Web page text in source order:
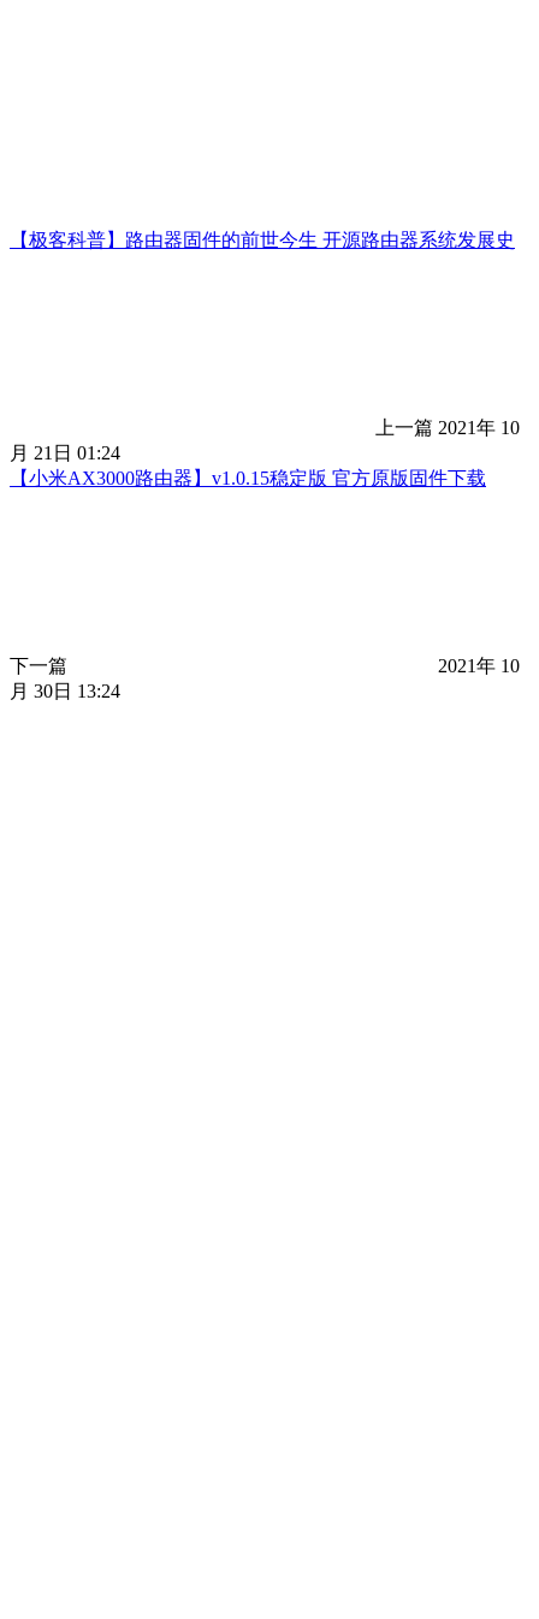
【极客科普】路由器固件的前世今生 开源路由器系统发展史
上一篇 2021年 10
月 21日 01:24
【小米AX3000路由器】v1.0.15稳定版 官方原版固件下载
下一篇
2021年 10
月 30日 13:24